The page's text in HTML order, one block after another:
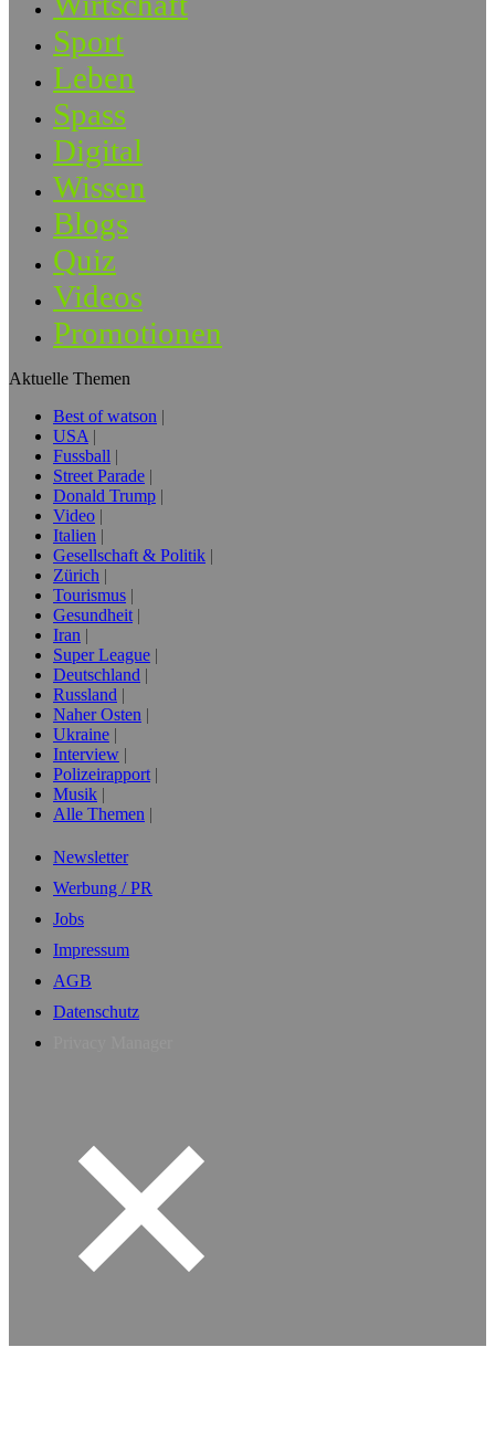
Sport
Leben
Spass
Digital
Wissen
Blogs
Quiz
Videos
Promotionen
Aktuelle Themen
Best of watson
USA
Fussball
Street Parade
Donald Trump
Video
Italien
Gesellschaft & Politik
Zürich
Tourismus
Gesundheit
Iran
Super League
Deutschland
Russland
Naher Osten
Ukraine
Interview
Polizeirapport
Musik
Alle Themen
Newsletter
Werbung / PR
Jobs
Impressum
AGB
Datenschutz